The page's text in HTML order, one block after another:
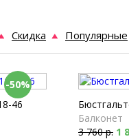
Скидка Популярные
-50%
46
Балконет
3 760 р. 1